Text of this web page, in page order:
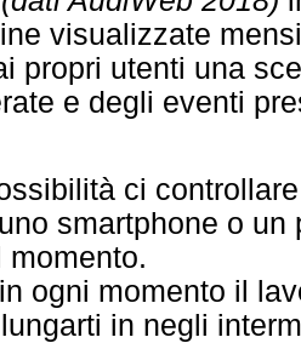
visualizzate
propri utenti una
e degli eventi
ci
smartphone o un
momento.
ogni momento il
in negli